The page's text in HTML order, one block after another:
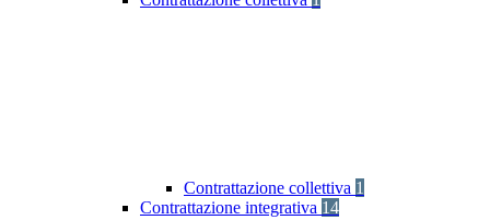
Contrattazione collettiva 1
Contrattazione integrativa 14